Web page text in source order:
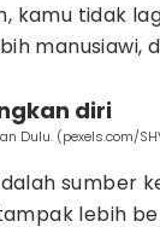
kamu tidak
manusiawi,
diri
Dulu. (pexels.com/
sumber
lebih